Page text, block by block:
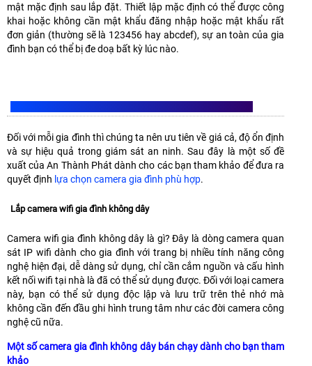
mật mặc định sau lắp đặt. Thiết lập mặc định có thể được công
khai hoặc không cần mật khẩu đăng nhập hoặc mật khẩu rất
đơn giản (thường sẽ là 123456 hay abcdef), sự an toàn của gia
đình bạn có thể bị đe doạ bất kỳ lúc nào.
Đối với mỗi gia đình thì chúng ta nên ưu tiên về giá cả, độ ổn định
và sự hiệu quả trong giám sát an ninh. Sau đây là một số đề
xuất của An Thành Phát dành cho các bạn tham khảo để đưa ra
quyết định lựa chọn camera gia đình phù hợp.
Lắp camera wifi gia đình không dây
Camera wifi gia đình không dây là gì? Đây là dòng camera quan
sát IP wifi dành cho gia đình với trang bị nhiều tính năng công
nghệ hiện đại, dễ dàng sử dụng, chỉ cần cắm nguồn và cấu hình
kết nối wifi tại nhà là đã có thể sử dụng được. Đối với loại camera
này, bạn có thể sử dụng độc lập và lưu trữ trên thẻ nhớ mà
không cần đến đầu ghi hình trung tâm như các đời camera công
nghệ cũ nữa.
Một số camera gia đình không dây bán chạy dành cho bạn tham
khảo